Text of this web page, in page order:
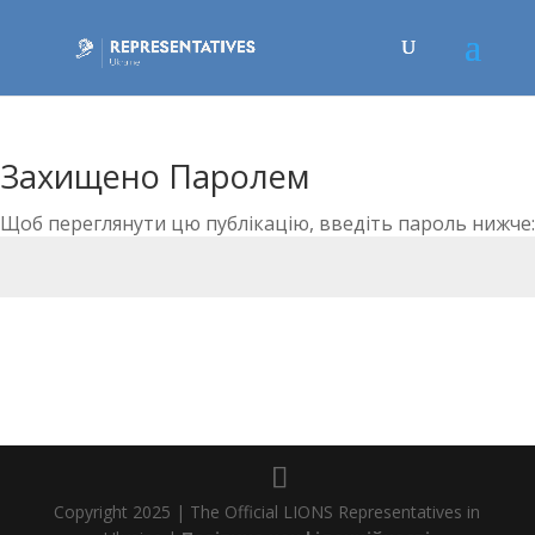
Захищено Паролем
Щоб переглянути цю публікацію, введіть пароль нижче:
Copyright 2025 | The Official LIONS Representatives in